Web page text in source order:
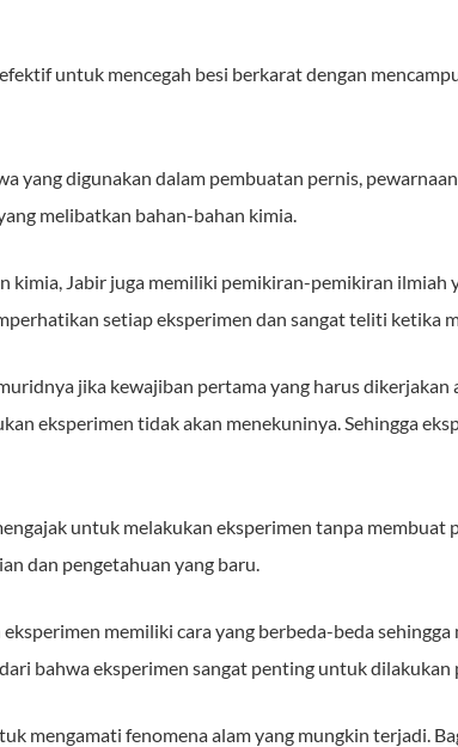
untuk mencegah besi berkarat dengan
yang digunakan dalam pembuatan pernis,
melibatkan bahan-bahan kimia.
kimia, Jabir juga memiliki pemikiran-pemikiran ilmiah
setiap eksperimen dan sangat teliti ketika
jika kewajiban pertama yang harus dikerjakan
eksperimen tidak akan menekuninya. Sehingga
untuk melakukan eksperimen tanpa membuat
dan pengetahuan yang baru.
memiliki cara yang berbeda-beda
bahwa eksperimen sangat penting untuk dilakukan
mengamati fenomena alam yang mungkin terjadi.